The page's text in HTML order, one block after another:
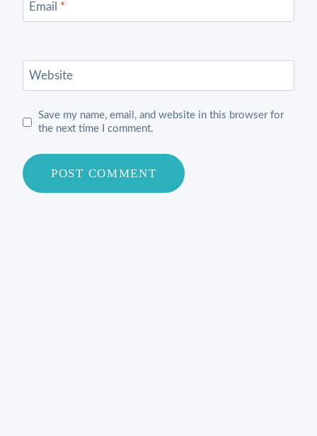
Email *
Website
Save my name, email, and website in this browser for
the next time I comment.